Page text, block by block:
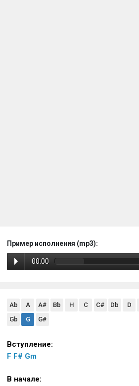
Пример исполнения (mp3):
00:00
Ab A A# Bb H C C# Db D
Gb
G G#
Вступление:
F F# Gm
В начале: